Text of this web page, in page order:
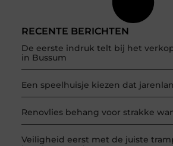
RECENTE BERICHTEN
De eerste indruk telt bij het
in Bussum
Een speelhuisje kiezen dat
Renovlies behang voor strakke
Veiligheid eerst met de juiste